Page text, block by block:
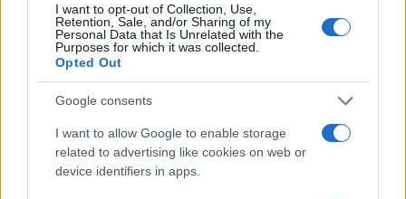
I want to opt-out of Collection, Use,
Retention, Sale, and/or Sharing of my
Personal Data that Is Unrelated with the
Purposes for which it was collected.
Opted Out
Google consents
I want to allow Google to enable storage
related to advertising like cookies on web or
device identifiers in apps.
À lire aussi